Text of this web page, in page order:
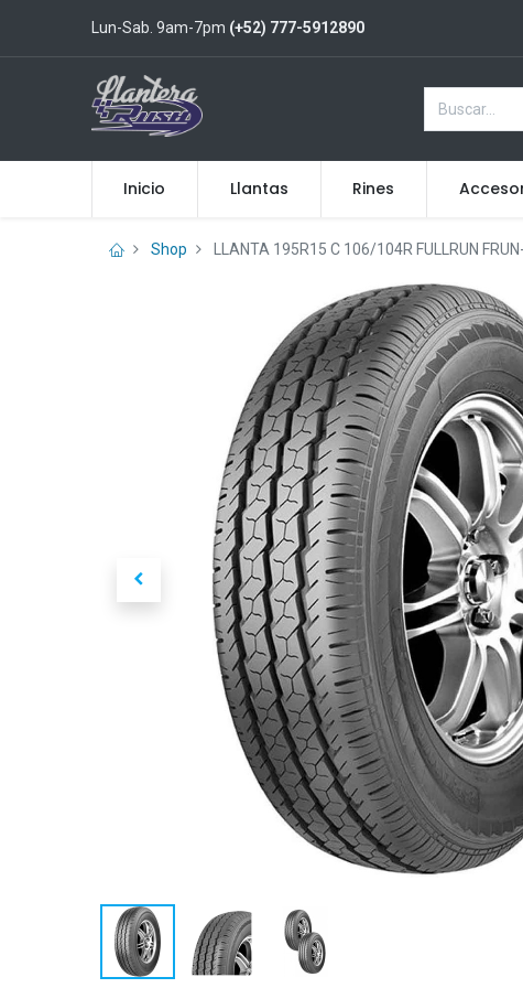
Lun-Sab. 9am-7pm (+52) 777-5912890
Inicio Llantas Rines
Shop LLANTA 195R15 C 106/104R FULLRUN